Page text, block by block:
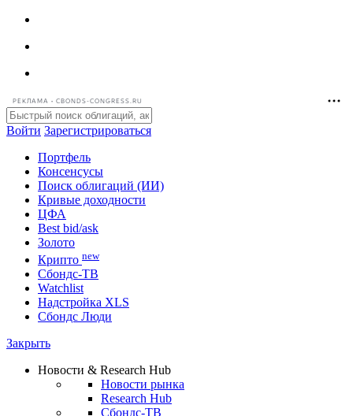
РЕКЛАМА • CBONDS-CONGRESS.RU
Войти Зарегистрироваться
Портфель
Консенсусы
Поиск облигаций (ИИ)
Кривые доходности
ЦФА
Best bid/ask
Золото
Крипто new
Watchlist
Сбондс Люди